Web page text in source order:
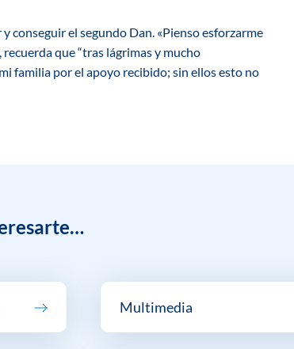
conseguir el segundo Dan. «Pienso esforzarme
que “tras lágrimas y mucho
familia por el apoyo recibido; sin ellos esto no
Multimedia